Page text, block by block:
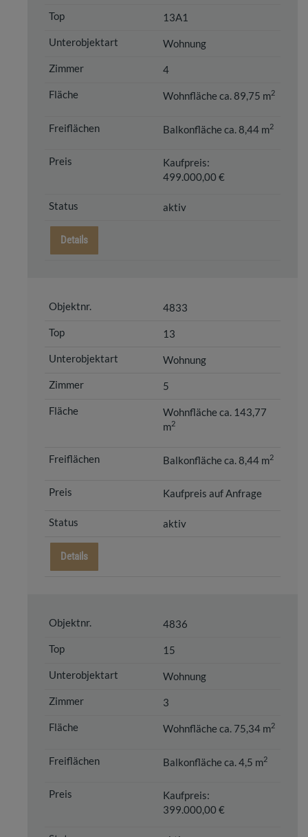
13A1
Wohnung
4
Wohnfläche ca. 89,75 m2
Balkonfläche ca. 8,44 m2
Kaufpreis:
499.000,00 €
aktiv
Details
4833
13
Wohnung
5
Wohnfläche ca. 143,77
m2
Balkonfläche ca. 8,44 m2
Kaufpreis auf Anfrage
aktiv
Details
4836
15
Wohnung
3
Wohnfläche ca. 75,34 m2
Balkonfläche ca. 4,5 m2
Kaufpreis:
399.000,00 €